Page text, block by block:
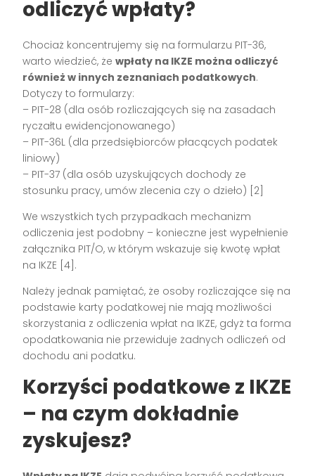
odliczyć wpłaty?
Chociaż koncentrujemy się na formularzu PIT-36,
warto wiedzieć, żewpłaty na IKZE można odliczyć
również w innych zeznaniach podatkowych.
Dotyczy to formularzy:
– PIT-28 (dla osób rozliczających się na zasadach
ryczałtu ewidencjonowanego)
– PIT-36L (dla przedsiębiorców płacących podatek
liniowy)
– PIT-37 (dla osób uzyskujących dochody ze
stosunku pracy, umów zlecenia czy o dzieło) [2]
We wszystkich tych przypadkach mechanizm
odliczenia jest podobny – konieczne jest wypełnienie
załącznika PIT/O, w którym wskazuje się kwotę wpłat
na IKZE [4].
Należy jednak pamiętać, że osoby rozliczające się na
podstawie karty podatkowej nie mają możliwości
skorzystania z odliczenia wpłat na IKZE, gdyż ta forma
opodatkowania nie przewiduje żadnych odliczeń od
dochodu ani podatku.
Korzyści podatkowe z IKZE
– na czym dokładnie
zyskujesz?